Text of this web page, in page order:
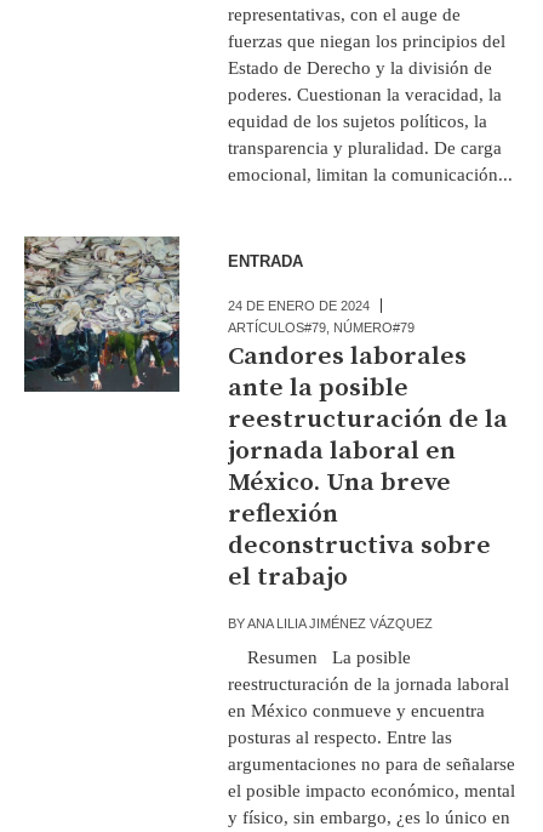
representativas, con el auge de
fuerzas que niegan los principios del
Estado de Derecho y la división de
poderes. Cuestionan la veracidad, la
equidad de los sujetos políticos, la
transparencia y pluralidad. De carga
emocional, limitan la comunicación...
ENTRADA
24 DE ENERO DE 2024
ARTÍCULOS#79 NÚMERO#79
Candores laborales
ante la posible
reestructuración de la
jornada laboral en
México. Una breve
reflexión
deconstructiva sobre
el trabajo
BYANA LILIA JIMÉNEZ VÁZQUEZ
Resumen La posible
reestructuración de la jornada laboral
en México conmueve y encuentra
posturas al respecto. Entre las
argumentaciones no para de señalarse
el posible impacto económico, mental
y físico, sin embargo, ¿es lo único en